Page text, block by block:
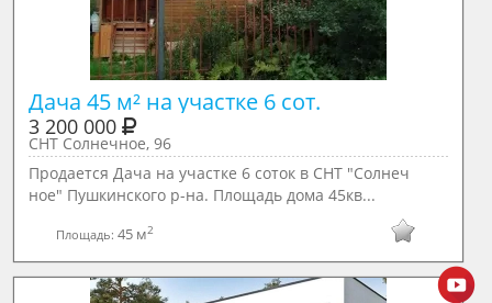
Дача 45 м² на участке 6 сот.
3 200 000
СНТ Солнечное, 96
Продается Дача на участке 6 соток в СНТ "Солнеч
ное" Пушкинского р-на. Площадь дома 45кв...
Площадь:45 м2